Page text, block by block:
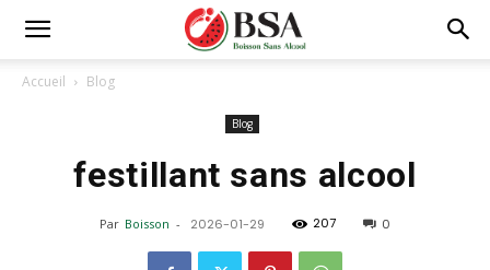
Accueil Blog
Blog
festillant sans alcool
Par Boisson - 2026-01-29 207 0